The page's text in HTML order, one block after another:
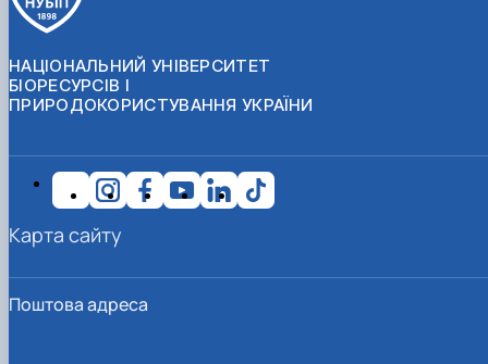
НАЦІОНАЛЬНИЙ УНІВЕРСИТЕТ
БІОРЕСУРСІВ І
ПРИРОДОКОРИСТУВАННЯ УКРАЇНИ
Поштова адреса
Карта сайту